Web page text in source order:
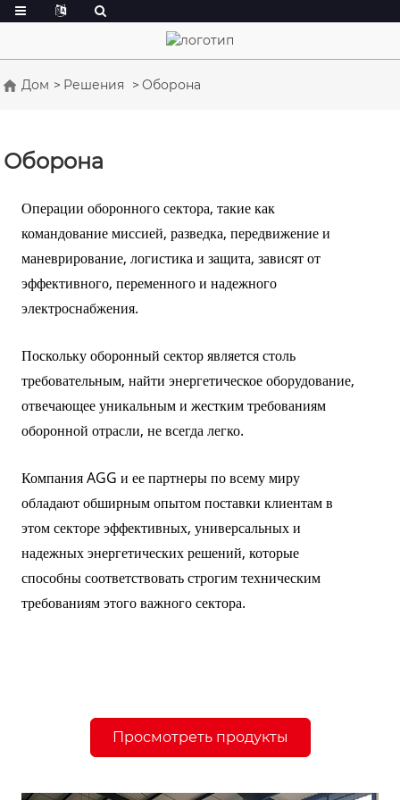
Дом Решения Оборона
Оборона
Операции оборонного сектора, такие как
командование миссией, разведка, передвижение и
маневрирование, логистика и защита, зависят от
эффективного, переменного и надежного
электроснабжения.
Поскольку оборонный сектор является столь
требовательным, найти энергетическое оборудование,
отвечающее уникальным и жестким требованиям
оборонной отрасли, не всегда легко.
Компания AGG и ее партнеры по всему миру
обладают обширным опытом поставки клиентам в
этом секторе эффективных, универсальных и
надежных энергетических решений, которые
способны соответствовать строгим техническим
требованиям этого важного сектора.
Просмотреть продукты